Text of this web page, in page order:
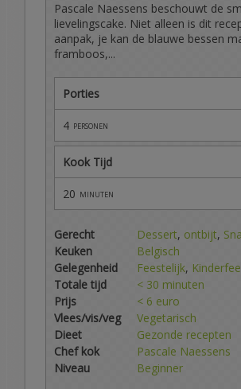
Pascale Naessens beschouwt de
lievelingscake. Niet alleen is dit
aanpak, je kan de blauwe bessen
framboos,...
Porties
4 personen
Kook Tijd
20 minuten
Gerecht Dessert, ontbijt,
Keuken
Belgisch
Gelegenheid
Feestelijk,
Totale tijd
< 30 minuten
Prijs
< 6 euro
Vlees/vis/veg
Vegetarisch
Dieet
Gezonde recepten
Chef kok
Pascale Naessens
Niveau
Beginner